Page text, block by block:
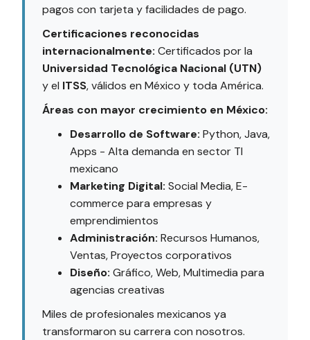
pagos con tarjeta y facilidades de pago.
Certificaciones reconocidas
internacionalmente: Certificados por la
Universidad Tecnológica Nacional (UTN)
y el ITSS, válidos en México y toda América.
Áreas con mayor crecimiento en México:
Desarrollo de Software: Python, Java,
Apps - Alta demanda en sector TI
mexicano
Marketing Digital: Social Media, E-
commerce para empresas y
emprendimientos
Administración: Recursos Humanos,
Ventas, Proyectos corporativos
Diseño: Gráfico, Web, Multimedia para
agencias creativas
Miles de profesionales mexicanos ya
transformaron su carrera con nosotros.